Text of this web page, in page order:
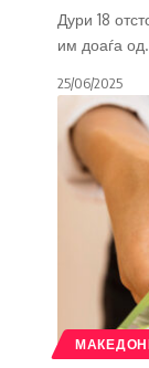
Дури 18
им доаѓа од
25/06/2025